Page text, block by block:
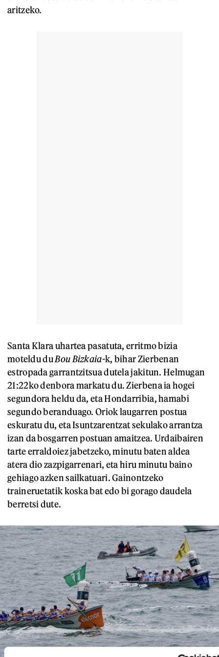
aritzeko.
Santa Klara uhartea pasatuta, erritmo bizia
moteldu du Bou Bizkaia-k, bihar Zierbenan
estropada garrantzitsua dutela jakitun. Helmugan
21:22ko denbora markatu du. Zierbena ia hogei
segundora heldu da, eta Hondarribia, hamabi
segundo beranduago. Oriok laugarren postua
eskuratu du, eta Isuntzarentzat sekulako arrantza
izan da bosgarren postuan amaitzea. Urdaibairen
tarte erraldoiez jabetzeko, minutu baten aldea
atera dio zazpigarrenari, eta hiru minutu baino
gehiago azken sailkatuari. Gainontzeko
traineruetatik koska bat edo bi gorago daudela
berretsi dute.